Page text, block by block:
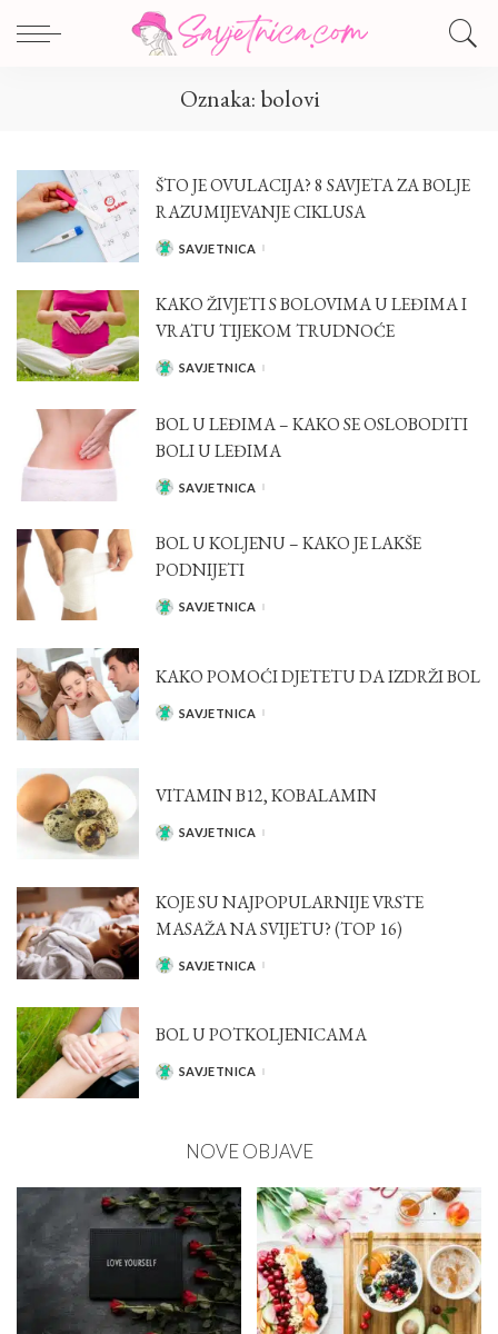
Oznaka: bolovi
ŠTO JE OVULACIJA? 8 SAVJETA ZA BOLJE
RAZUMIJEVANJE CIKLUSA
POSTED
SAVJETNICA
KAKO ŽIVJETI S BOLOVIMA U LEĐIMA I
VRATU TIJEKOM TRUDNOĆE
POSTED
SAVJETNICA
BOL U LEĐIMA – KAKO SE OSLOBODITI
BOLI U LEĐIMA
POSTED
SAVJETNICA
BOL U KOLJENU – KAKO JE LAKŠE
PODNIJETI
POSTED
SAVJETNICA
KAKO POMOĆI DJETETU DA IZDRŽI BOL
POSTED
SAVJETNICA
VITAMIN B12, KOBALAMIN
POSTED
SAVJETNICA
KOJE SU NAJPOPULARNIJE VRSTE
MASAŽA NA SVIJETU? (TOP 16)
POSTED
SAVJETNICA
BOL U POTKOLJENICAMA
POSTED
SAVJETNICA
NOVE OBJAVE